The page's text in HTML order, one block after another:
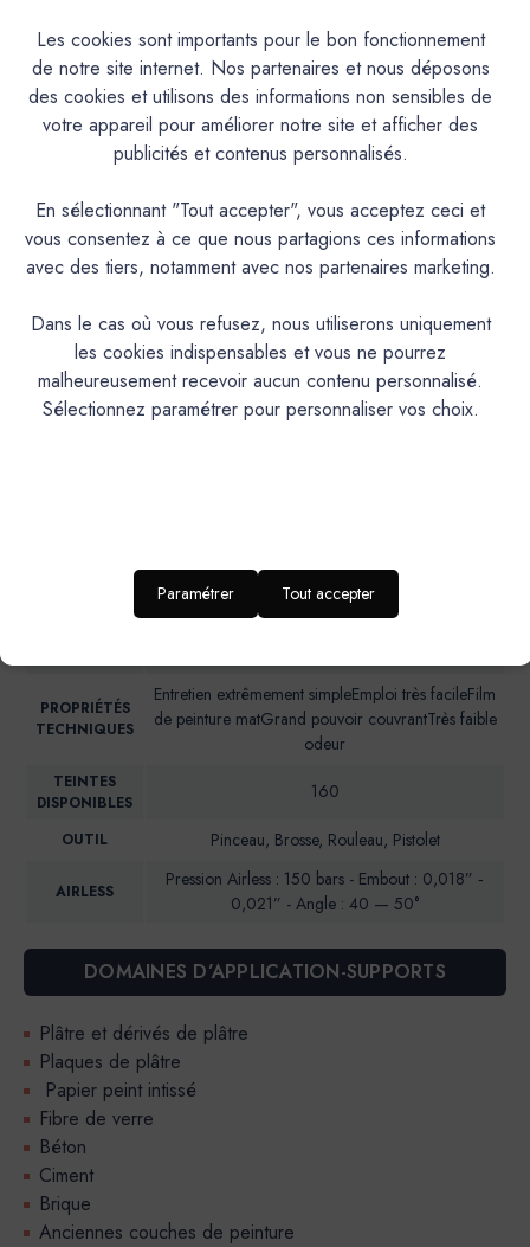
Caractéristiques
Documentation Technique
Couleurs & Échantillons
La Premium est une peinture acrylique très lavable mate en
phase aqueuse pour murs cuisine, hall d’entrée et salle de
bains aux propriétés d'entretien remarquables. Convient
également aux espaces humides
PRODUIT
Aspect mat soyeux
PROPRIÉTÉS
TECHNIQUES
Entretien extrêmement simpleEmploi très facileFilm
de peinture matGrand pouvoir couvrantTrès faible
odeur
TEINTES
DISPONIBLES
160
OUTIL Pinceau, Brosse, Rouleau, Pistolet
AIRLESS
Pression Airless : 150 bars - Embout : 0,018” ‐
0,021” - Angle : 40 — 50°
DOMAINES D’APPLICATION-SUPPORTS
Plâtre et dérivés de plâtre
Plaques de plâtre
Papier peint intissé
Fibre de verre
Béton
Ciment
Brique
Anciennes couches de peinture
Les cookies sont importants pour le bon fonctionnement
de notre site internet. Nos partenaires et nous déposons
des cookies et utilisons des informations non sensibles de
votre appareil pour améliorer notre site et afficher des
publicités et contenus personnalisés.
En sélectionnant "Tout accepter", vous acceptez ceci et
vous consentez à ce que nous partagions ces informations
avec des tiers, notamment avec nos partenaires marketing.
Dans le cas où vous refusez, nous utiliserons uniquement
les cookies indispensables et vous ne pourrez
malheureusement recevoir aucun contenu personnalisé.
Sélectionnez paramétrer pour personnaliser vos choix.
Paramétrer Tout accepter